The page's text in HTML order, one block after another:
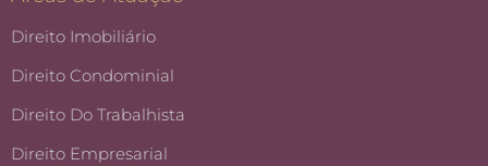
Direito Imobiliário
Direito Condominial
Direito Do Trabalhista
Direito Empresarial